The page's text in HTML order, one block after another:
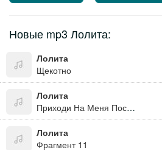
Новые mp3 Лолита:
Лолита
Щекотно
Лолита
Приходи На Меня Посмотреть
Лолита
Фрагмент 11